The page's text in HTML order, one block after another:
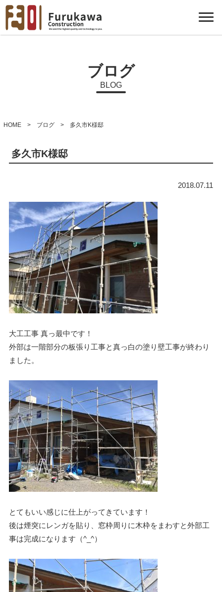
ブログ
BLOG
HOME > ブログ > 多久市K様邸
多久市K様邸
2018.07.11
大工工事 真っ最中です！
外部は一階部分の板張り工事と真っ白の塗り壁工事が終わり
ました。
とてもいい感じに仕上がってきています！
後は煙突にレンガを貼り、窓枠周りに木枠をまわすと外部工
事は完成になります（^_^）